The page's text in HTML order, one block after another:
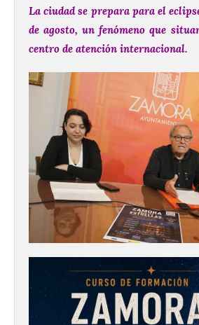
La ciudad se prepara para el
de agosto, un fenómeno que
centro de atención internacional.